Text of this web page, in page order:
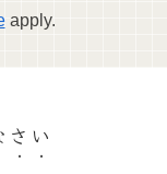
apply.
さい